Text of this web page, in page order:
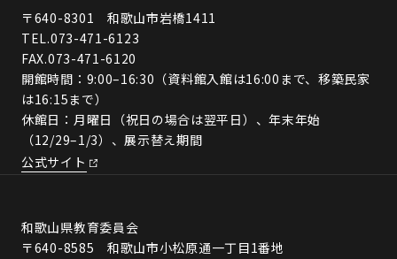
〒640-8301 和歌山市岩橋1411
TEL.073-471-6123
FAX.073-471-6120
開館時間：9:00–16:30（資料館入館は16:00まで、移築民家
は16:15まで）
休館日：月曜日（祝日の場合は翌平日）、年末年始
（12/29–1/3）、展示替え期間
公式サイト
和歌山県教育委員会
〒640-8585 和歌山市小松原通一丁目1番地